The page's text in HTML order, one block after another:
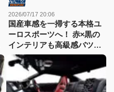
2026/07/17 20:06
国産車感を一掃する本格ユ
ーロスポーツへ！ 赤×黒の
インテリアも高級感バツグ
ン